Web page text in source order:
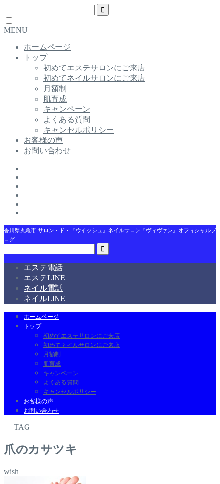
MENU
ホームページ
トップ
初めてエステサロンにご来店
初めてネイルサロンにご来店
月額制
肌育成
キャンペーン
よくある質問
キャンセルポリシー
お客様の声
お問い合わせ
香川県丸亀市 サロン・ド・『ウイッシュ』ネイルサロン『ヴィヴァン』オフィシャルブ
ログ
エステ電話
エステLINE
ネイル電話
ネイルLINE
ホームページ
トップ
初めてエステサロンにご来店
初めてネイルサロンにご来店
月額制
肌育成
キャンペーン
よくある質問
キャンセルポリシー
お客様の声
お問い合わせ
― TAG ―
爪のカサツキ
wish